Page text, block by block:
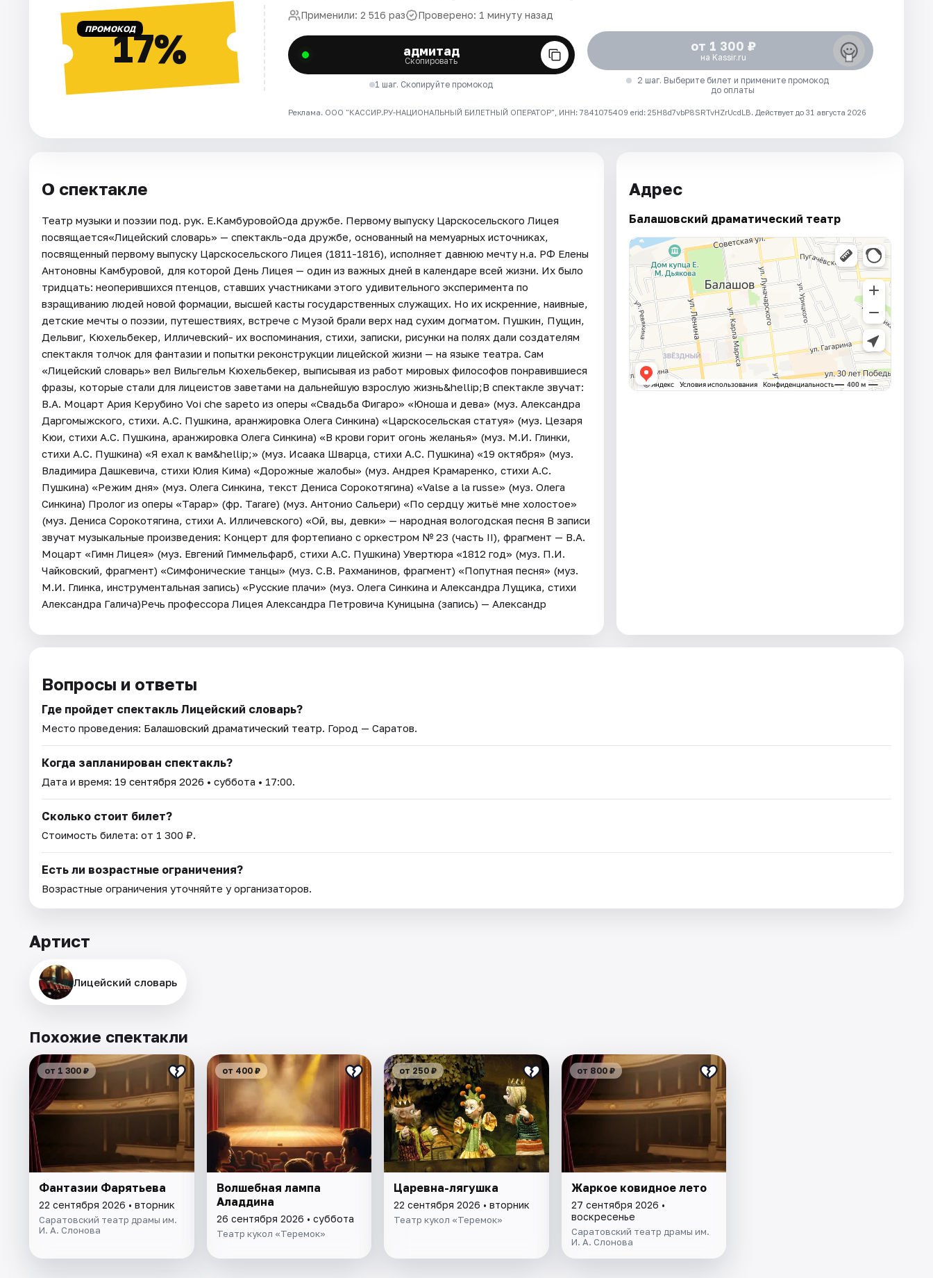
ПРОМОКОД17%
Применили: 2 516 раз Проверено: 1 минуту назад
адмитад
Скопировать
1 шаг. Скопируйте промокод
от 1 300 ₽
на Kassir.ru
2 шаг. Выберите билет и примените промокод
до оплаты
Реклама. ООО "КАССИР.РУ-НАЦИОНАЛЬНЫЙ БИЛЕТНЫЙ ОПЕРАТОР", ИНН: 7841075409 erid: 25H8d7vbP8SRTvHZrUcdLB. Действует до 31 августа 2026
О спектакле
Театр музыки и поэзии под. рук. Е.КамбуровойОда дружбе. Первому выпуску Царскосельского Лицея
посвящается«Лицейский словарь» — спектакль-ода дружбе, основанный на мемуарных источниках,
посвященный первому выпуску Царскосельского Лицея (1811-1816), исполняет давнюю мечту н.а. РФ Елены
Антоновны Камбуровой, для которой День Лицея — один из важных дней в календаре всей жизни. Их было
тридцать: неоперившихся птенцов, ставших участниками этого удивительного эксперимента по
взращиванию людей новой формации, высшей касты государственных служащих. Но их искренние, наивные,
детские мечты о поэзии, путешествиях, встрече с Музой брали верх над сухим догматом. Пушкин, Пущин,
Дельвиг, Кюхельбекер, Илличевский- их воспоминания, стихи, записки, рисунки на полях дали создателям
спектакля толчок для фантазии и попытки реконструкции лицейской жизни — на языке театра. Сам
«Лицейский словарь» вел Вильгельм Кюхельбекер, выписывая из работ мировых философов понравившиеся
фразы, которые стали для лицеистов заветами на дальнейшую взрослую жизнь&hellip;В спектакле звучат:
В.А. Моцарт Ария Керубино Voi che sapeto из оперы «Свадьба Фигаро» «Юноша и дева» (муз. Александра
Даргомыжского, стихи. А.С. Пушкина, аранжировка Олега Синкина) «Царскосельская статуя» (муз. Цезаря
Кюи, стихи А.С. Пушкина, аранжировка Олега Синкина) «В крови горит огонь желанья» (муз. М.И. Глинки,
стихи А.С. Пушкина) «Я ехал к вам&hellip;» (муз. Исаака Шварца, стихи А.С. Пушкина) «19 октября» (муз.
Владимира Дашкевича, стихи Юлия Кима) «Дорожные жалобы» (муз. Андрея Крамаренко, стихи А.С.
Пушкина) «Режим дня» (муз. Олега Синкина, текст Дениса Сорокотягина) «Valse a la russe» (муз. Олега
Синкина) Пролог из оперы «Тарар» (фр. Tarare) (муз. Антонио Сальери) «По сердцу житьё мне холостое»
(муз. Дениса Сорокотягина, стихи А. Илличевского) «Ой, вы, девки» — народная вологодская песня В записи
звучат музыкальные произведения: Концерт для фортепиано с оркестром № 23 (часть II), фрагмент — В.А.
Моцарт «Гимн Лицея» (муз. Евгений Гиммельфарб, стихи А.С. Пушкина) Увертюра «1812 год» (муз. П.И.
Чайковский, фрагмент) «Симфонические танцы» (муз. С.В. Рахманинов, фрагмент) «Попутная песня» (муз.
М.И. Глинка, инструментальная запись) «Русские плачи» (муз. Олега Синкина и Александра Лущика, стихи
Александра Галича)Речь профессора Лицея Александра Петровича Куницына (запись) — Александр
Адрес
Балашовский драматический театр
Вопросы и ответы
Где пройдет спектакль Лицейский словарь?
Место проведения: Балашовский драматический театр. Город — Саратов.
Когда запланирован спектакль?
Дата и время: 19 сентября 2026 • суббота • 17:00.
Сколько стоит билет?
Стоимость билета: от 1 300 ₽.
Есть ли возрастные ограничения?
Возрастные ограничения уточняйте у организаторов.
Артист
Лицейский словарь
Похожие спектакли
от 1 300 ₽
Фантазии Фарятьева
22 сентября 2026 • вторник
Саратовский театр драмы им.
И. А. Слонова
от 400 ₽
Волшебная лампа
Аладдина
26 сентября 2026 • суббота
Театр кукол «Теремок»
от 250 ₽
Царевна-лягушка
22 сентября 2026 • вторник
Театр кукол «Теремок»
от 800 ₽
Жаркое ковидное лето
27 сентября 2026 •
воскресенье
Саратовский театр драмы им.
И. А. Слонова